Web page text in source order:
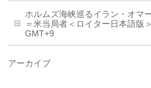
ホルムズ海峡巡るイラン・オマ
＝米当局者＜ロイター日本語版
GMT+9
アーカイブ